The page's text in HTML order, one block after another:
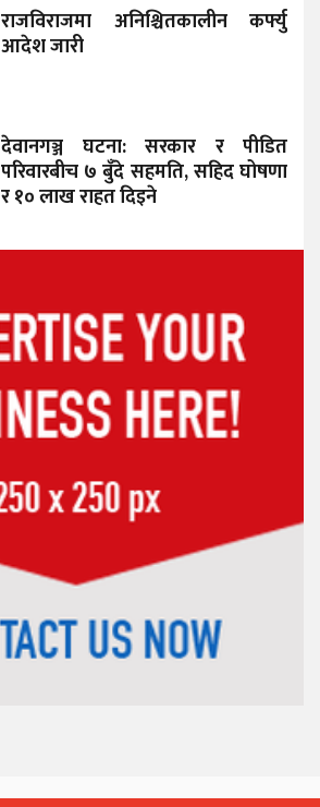
राजविराजमा अनिश्चितकालीन कर्फ्यु
आदेश जारी
देवानगञ्ज घटना: सरकार र पीडित
परिवारबीच ७ बुँदे सहमति, सहिद घोषणा
र १० लाख राहत दिइने